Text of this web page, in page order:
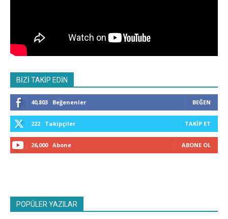
BİZİ TAKİP EDİN
40,803 Beğenenler BEĞEN
222 Takipçiler TAKIP ET
26,000 Abone ABONE OL
POPÜLER YAZILAR